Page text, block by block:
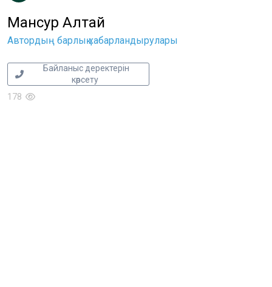
Мансур Алтай
Автордың барлық хабарландырулары
Байланыс деректерін
көрсету
178